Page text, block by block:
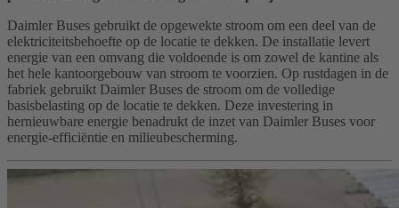
Daimler Buses gebruikt de opgewekte stroom om een deel van de
elektriciteitsbehoefte op de locatie te dekken. De installatie levert
energie van een omvang die voldoende is om zowel de kantine als
het hele kantoorgebouw van stroom te voorzien. Op rustdagen in de
fabriek gebruikt Daimler Buses de stroom om de volledige
basisbelasting op de locatie te dekken. Deze investering in
hernieuwbare energie benadrukt de inzet van Daimler Buses voor
energie-efficiëntie en milieubescherming.